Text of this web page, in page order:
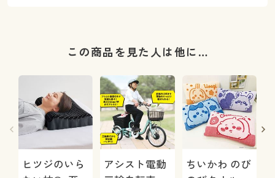
この商品を見た人は他に…
ヒツジのいら
アシスト電動
ちいかわ のび